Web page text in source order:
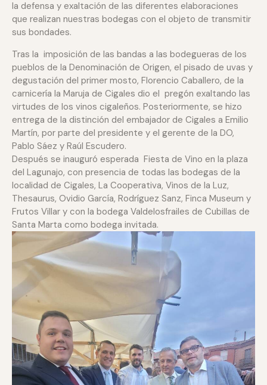
la defensa y exaltación de las diferentes elaboraciones
que realizan nuestras bodegas con el objeto de transmitir
sus bondades.
Tras la imposición de las bandas a las bodegueras de los
pueblos de la Denominación de Origen, el pisado de uvas y
degustación del primer mosto, Florencio Caballero, de la
carnicería la Maruja de Cigales dio el pregón exaltando las
virtudes de los vinos cigaleños. Posteriormente, se hizo
entrega de la distinción del embajador de Cigales a Emilio
Martín, por parte del presidente y el gerente de la DO,
Pablo Sáez y Raúl Escudero.
Después se inauguró esperada Fiesta de Vino en la plaza
del Lagunajo, con presencia de todas las bodegas de la
localidad de Cigales, La Cooperativa, Vinos de la Luz,
Thesaurus, Ovidio García, Rodríguez Sanz, Finca Museum y
Frutos Villar y con la bodega Valdelosfrailes de Cubillas de
Santa Marta como bodega invitada.